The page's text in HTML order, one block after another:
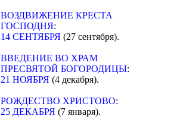
ВОЗДВИЖЕНИЕ КРЕСТА
ГОСПОДНЯ:
14 СЕНТЯБРЯ (27 сентября).
ВВЕДЕНИЕ ВО ХРАМ
ПРЕСВЯТОЙ БОГОРОДИЦЫ:
21 НОЯБРЯ (4 декабря).
РОЖДЕСТВО ХРИСТОВО:
25 ДЕКАБРЯ (7 января).